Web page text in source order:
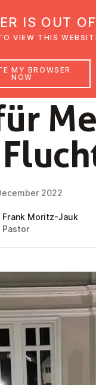
News
NEWS
2022
Frank Moritz-Jauk
Pastor
IS OUT
VIEW THIS
MY BROWSER
NOW